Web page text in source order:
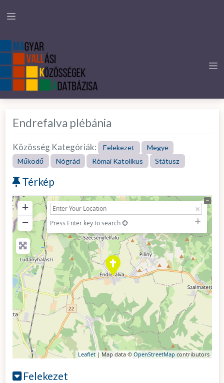
Endrefalva plébánia
Közösség Kategóriák: Felekezet
Megye
Működő
Nógrád Római Katolikus Státusz
Térkép
+
−
Press Enter key to search
Leaflet| Map data © OpenStreetMap contributors
Felekezet